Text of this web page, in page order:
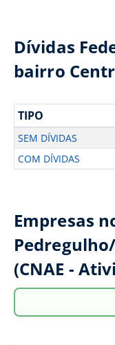
Dívidas
bairro
TIPO
SEM DÍVIDAS
COM DÍVIDAS
Empresas
(CNAE -